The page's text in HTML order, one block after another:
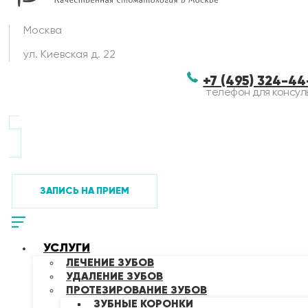
Москва
ул. Киевская д. 22
+7 (495) 324-
телефон для
ЗАПИСЬ НА ПРИЕМ
УСЛУГИ
ЛЕЧЕНИЕ ЗУБОВ
УДАЛЕНИЕ ЗУБОВ
ПРОТЕЗИРОВАНИЕ ЗУБОВ
ЗУБНЫЕ КОРОНКИ